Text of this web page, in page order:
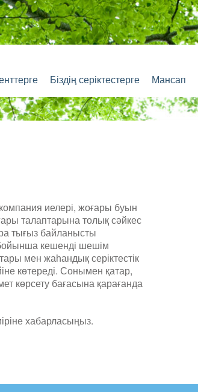
Біздің серіктестерге Мансап
иелері, жоғары буын
талаптарына толық сәйкес
тығыз байланысты
кешенді шешім
мен жаһандық серіктестік
көтереді. Сонымен қатар,
көрсету бағасына қарағанда
хабарласыңыз.